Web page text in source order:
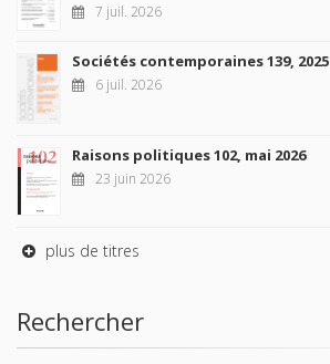
7 juil. 2026
Sociétés contemporaines 139, 2025
6 juil. 2026
Raisons politiques 102, mai 2026
23 juin 2026
plus de titres
Rechercher